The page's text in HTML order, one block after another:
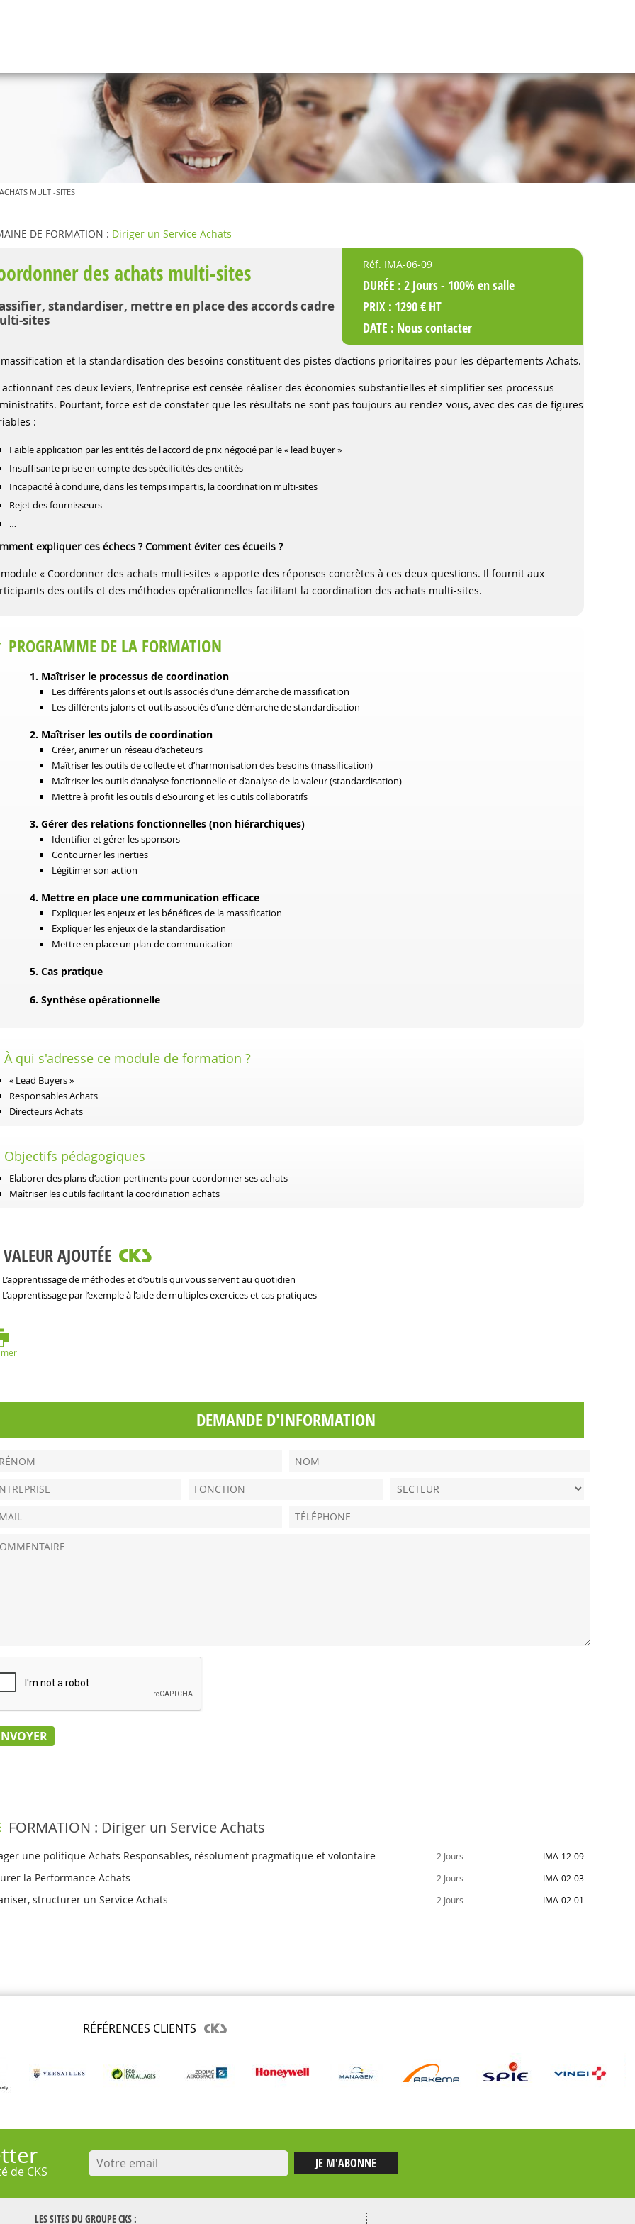
MULTI-SITES
DE FORMATION : Diriger un Service Achats
des achats multi-sites
standardiser, mettre en place des accords cadre
sites
Réf. IMA-06-09
DURÉE : 2 Jours - 100% en salle
PRIX : 1290 € HT
DATE : Nous contacter
et la standardisation des besoins constituent des pistes d’actions prioritaires pour les départements Achats.
actionnant ces deux leviers, l’entreprise est censée réaliser des économies substantielles et simplifier ses processus
Pourtant, force est de constater que les résultats ne sont pas toujours au rendez-vous, avec des cas de figures
:
Faible application par les entités de l'accord de prix négocié par le « lead buyer »
Insuffisante prise en compte des spécificités des entités
Incapacité à conduire, dans les temps impartis, la coordination multi-sites
Rejet des fournisseurs
…
expliquer ces échecs ? Comment éviter ces écueils ?
« Coordonner des achats multi-sites » apporte des réponses concrètes à ces deux questions. Il fournit aux
des outils et des méthodes opérationnelles facilitant la coordination des achats multi-sites.
PROGRAMME DE LA FORMATION
1. Maîtriser le processus de coordination
Les différents jalons et outils associés d’une démarche de massification
Les différents jalons et outils associés d’une démarche de standardisation
2. Maîtriser les outils de coordination
Créer, animer un réseau d’acheteurs
Maîtriser les outils de collecte et d’harmonisation des besoins (massification)
Maîtriser les outils d’analyse fonctionnelle et d’analyse de la valeur (standardisation)
Mettre à profit les outils d'eSourcing et les outils collaboratifs
3. Gérer des relations fonctionnelles (non hiérarchiques)
Identifier et gérer les sponsors
Contourner les inerties
Légitimer son action
4. Mettre en place une communication efficace
Expliquer les enjeux et les bénéfices de la massification
Expliquer les enjeux de la standardisation
Mettre en place un plan de communication
5. Cas pratique
6. Synthèse opérationnelle
À qui s'adresse ce module de formation ?
« Lead Buyers »
Responsables Achats
Directeurs Achats
Objectifs pédagogiques
Elaborer des plans d’action pertinents pour coordonner ses achats
Maîtriser les outils facilitant la coordination achats
VALEUR AJOUTÉE
L’apprentissage de méthodes et d’outils qui vous servent au quotidien
L’apprentissage par l’exemple à l’aide de multiples exercices et cas pratiques
DEMANDE D'INFORMATION
FORMATION : Diriger un Service Achats
une politique Achats Responsables, résolument pragmatique et volontaire 2 Jours IMA-12-09
la Performance Achats 2 Jours IMA-02-03
structurer un Service Achats 2 Jours IMA-02-01
RÉFÉRENCES CLIENTS
de CKS
LES SITES DU GROUPECKS :